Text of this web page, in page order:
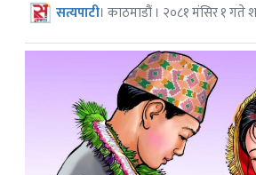
सत्यपाटी। काठमाडौं । २०८१ मंसिर १ गते